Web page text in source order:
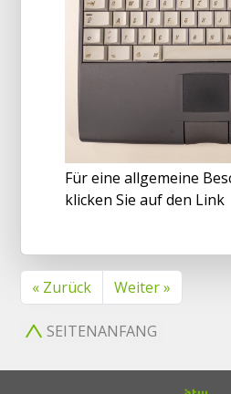
Für eine allgemeine
klicken Sie auf den Link
« Zurück Weiter »
SEITENANFANG